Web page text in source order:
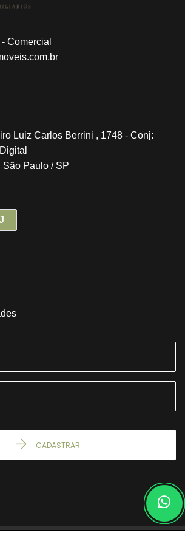
Comercial
Luiz Carlos Berrini , 1748 - Conj:
Paulo / SP
CADASTRAR